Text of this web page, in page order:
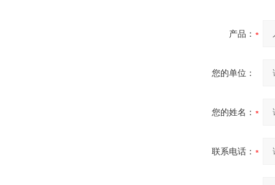
产品：
您的单位：
您的姓名：
联系电话：